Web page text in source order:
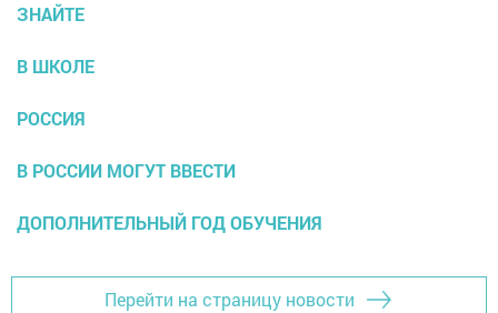
ЗНАЙТЕ
В ШКОЛЕ
РОССИЯ
В РОССИИ МОГУТ ВВЕСТИ
ДОПОЛНИТЕЛЬНЫЙ ГОД ОБУЧЕНИЯ
Перейти на страницу новости